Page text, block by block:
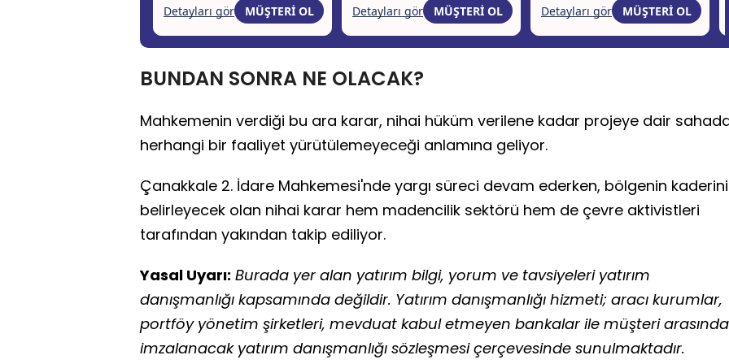
BUNDAN SONRA NE OLACAK?
Mahkemenin verdiği bu ara karar, nihai hüküm verilene kadar projeye dair
herhangi bir faaliyet yürütülemeyeceği anlamına geliyor.
Çanakkale 2. İdare Mahkemesi'nde yargı süreci devam ederken, bölgenin kaderini
belirleyecek olan nihai karar hem madencilik sektörü hem de çevre aktivistleri
tarafından yakından takip ediliyor.
Yasal Uyarı: Burada yer alan yatırım bilgi, yorum ve tavsiyeleri yatırım
danışmanlığı kapsamında değildir. Yatırım danışmanlığı hizmeti; aracı kurumlar,
portföy yönetim şirketleri, mevduat kabul etmeyen bankalar ile müşteri arasında
imzalanacak yatırım danışmanlığı sözleşmesi çerçevesinde sunulmaktadır.